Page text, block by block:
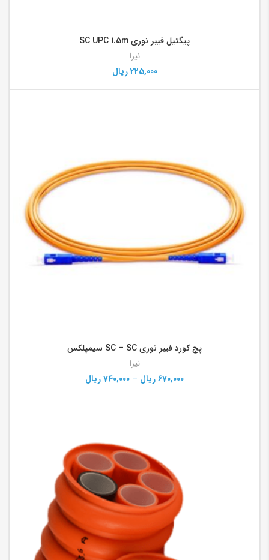
پیگتیل فیبر نوری SC UPC 1.5m
نیرا
225,000ریال
پچ کورد فیبر نوری SC – SC سیمپلکس
نیرا
670,000ریال –
740,000ریال